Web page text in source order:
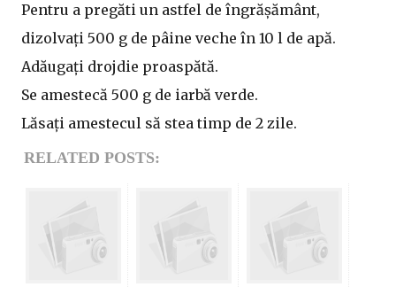
Pentru a pregăti un astfel de îngrășământ,
dizolvați 500 g de pâine veche în 10 l de apă.
Adăugați drojdie proaspătă.
Se amestecă 500 g de iarbă verde.
Lăsați amestecul să stea timp de 2 zile.
RELATED POSTS: